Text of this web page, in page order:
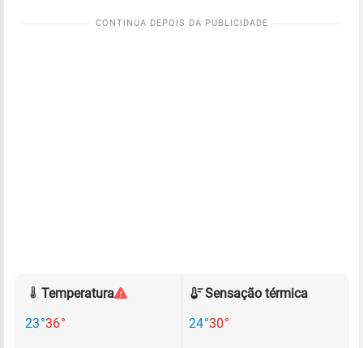
Temperatura
23°36°
Sensação térmica
24°30°